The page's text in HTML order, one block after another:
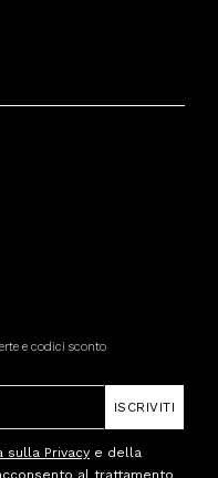
e codici sconto
ISCRIVITI
sulla Privacy e della
al trattamento